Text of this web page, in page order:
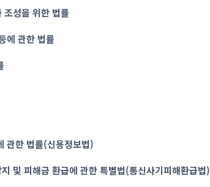
조성을 위한 법률
에 관한 법률
관한 법률(신용정보법)
및 피해금 환급에 관한 특별법(통신사기피해환급법)